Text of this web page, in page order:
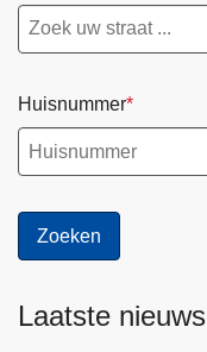
Huisnummer
Laatste nieuws